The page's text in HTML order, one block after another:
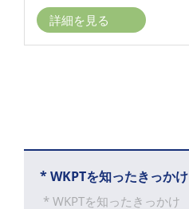
詳細を見る
*WKPTを知ったきっかけ